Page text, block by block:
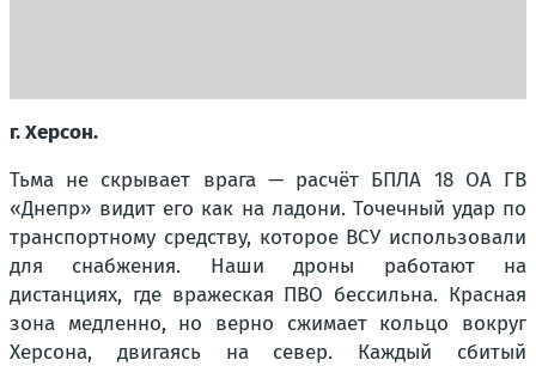
г. Херсон.
Тьма не скрывает врага — расчёт БПЛА 18 ОА ГВ
«Днепр» видит его как на ладони. Точечный удар по
транспортному средству, которое ВСУ использовали
для снабжения. Наши дроны работают на
дистанциях, где вражеская ПВО бессильна. Красная
зона медленно, но верно сжимает кольцо вокруг
Херсона, двигаясь на север. Каждый сбитый